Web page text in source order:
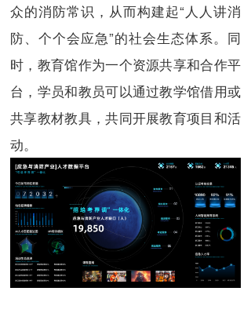
众的消防常识，从而构建起“人人讲消
防、个个会应急”的社会生态体系。同
时，教育馆作为一个资源共享和合作平
台，学员和教员可以通过教学馆借用或
共享教材教具，共同开展教育项目和活
动。